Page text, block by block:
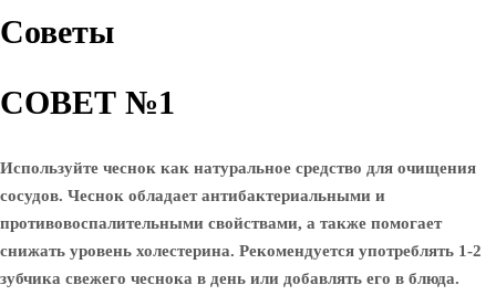
Советы
СОВЕТ №1
Используйте чеснок как натуральное средство для очищения
сосудов. Чеснок обладает антибактериальными и
противовоспалительными свойствами, а также помогает
снижать уровень холестерина. Рекомендуется употреблять 1-2
зубчика свежего чеснока в день или добавлять его в блюда.